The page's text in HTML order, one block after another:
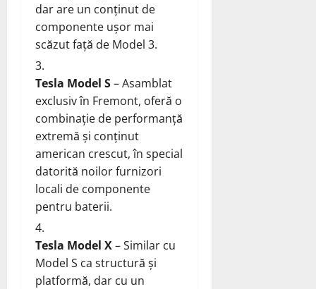
dar are un conținut de
componente ușor mai
scăzut față de Model 3.
Tesla Model S– Asamblat
exclusiv în Fremont, oferă o
combinație de performanță
extremă și conținut
american crescut, în special
datorită noilor furnizori
locali de componente
pentru baterii.
Tesla Model X– Similar cu
Model S ca structură și
platformă, dar cu un